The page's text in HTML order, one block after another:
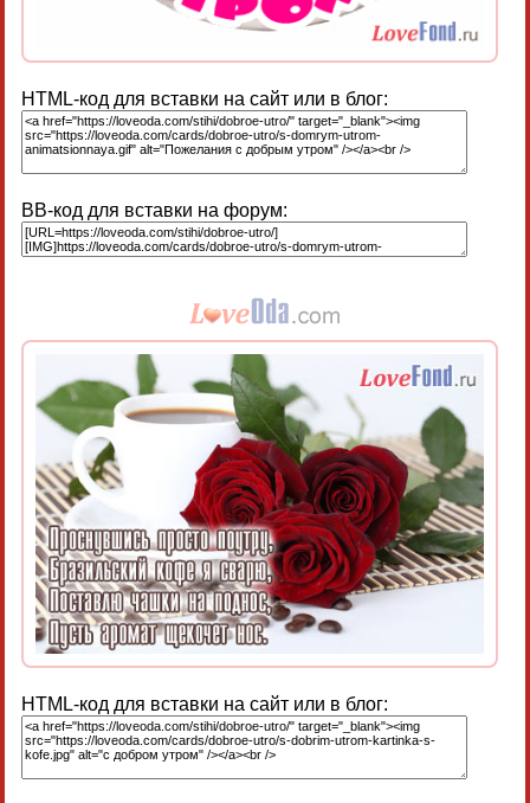
HTML-код для вставки на сайт или в блог:
BB-код для вставки на форум:
HTML-код для вставки на сайт или в блог: